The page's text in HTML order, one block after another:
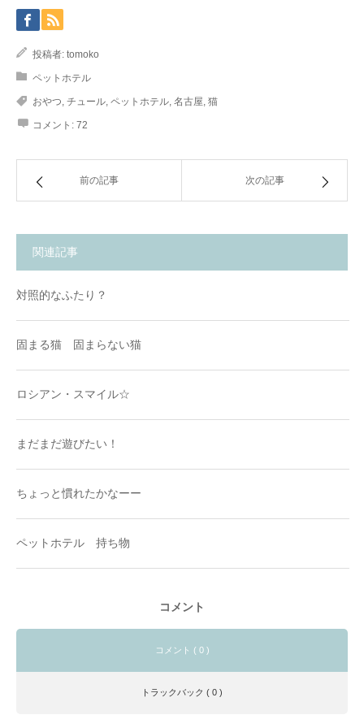
投稿者: tomoko
ペットホテル
おやつ, チュール, ペットホテル, 名古屋, 猫
コメント: 72
前の記事 次の記事
関連記事
対照的なふたり？
固まる猫 固まらない猫
ロシアン・スマイル☆
まだまだ遊びたい！
ちょっと慣れたかなーー
ペットホテル 持ち物
コメント
コメント ( 0 )
トラックバック ( 0 )